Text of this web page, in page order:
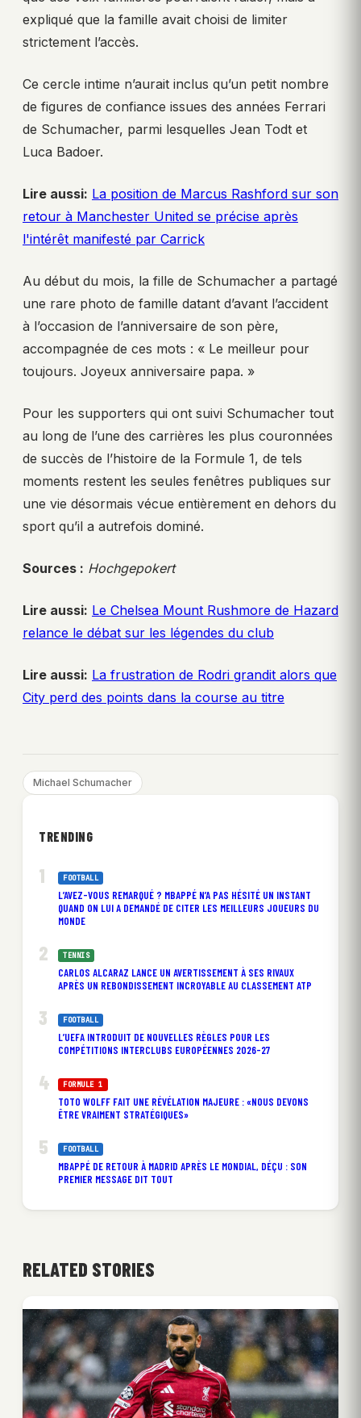
expliqué que la famille avait choisi de limiter
strictement l’accès.
Ce cercle intime n’aurait inclus qu’un petit nombre
de figures de confiance issues des années Ferrari
de Schumacher, parmi lesquelles Jean Todt et
Luca Badoer.
Lire aussi: La position de Marcus Rashford sur son
retour à Manchester United se précise après
l'intérêt manifesté par Carrick
Au début du mois, la fille de Schumacher a partagé
une rare photo de famille datant d’avant l’accident
à l’occasion de l’anniversaire de son père,
accompagnée de ces mots : « Le meilleur pour
toujours. Joyeux anniversaire papa. »
Pour les supporters qui ont suivi Schumacher tout
au long de l’une des carrières les plus couronnées
de succès de l’histoire de la Formule 1, de tels
moments restent les seules fenêtres publiques sur
une vie désormais vécue entièrement en dehors du
sport qu’il a autrefois dominé.
Sources : Hochgepokert
Lire aussi: Le Chelsea Mount Rushmore de Hazard
relance le débat sur les légendes du club
Lire aussi: La frustration de Rodri grandit alors que
City perd des points dans la course au titre
Michael Schumacher
TRENDING
FOOTBALL
L’AVEZ-VOUS REMARQUÉ ? MBAPPÉ N’A PAS HÉSITÉ UN INSTANT
QUAND ON LUI A DEMANDÉ DE CITER LES MEILLEURS JOUEURS DU
MONDE
TENNIS
CARLOS ALCARAZ LANCE UN AVERTISSEMENT À SES RIVAUX
APRÈS UN REBONDISSEMENT INCROYABLE AU CLASSEMENT ATP
FOOTBALL
L’UEFA INTRODUIT DE NOUVELLES RÈGLES POUR LES
COMPÉTITIONS INTERCLUBS EUROPÉENNES 2026-27
FORMULE 1
TOTO WOLFF FAIT UNE RÉVÉLATION MAJEURE : «NOUS DEVONS
ÊTRE VRAIMENT STRATÉGIQUES»
FOOTBALL
MBAPPÉ DE RETOUR À MADRID APRÈS LE MONDIAL, DÉÇU : SON
PREMIER MESSAGE DIT TOUT
RELATED STORIES